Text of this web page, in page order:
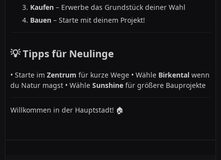
Kaufen – Erwerbe das Grundstück deiner Wahl
Bauen – Starte mit deinem Projekt!
💡 Tipps für Neulinge
• Starte im Zentrum für kurze Wege • Wähle Birkental wenn
du Natur magst • Wähle Sunshine für größere Bauprojekte
Willkommen in der Hauptstadt! 🏠